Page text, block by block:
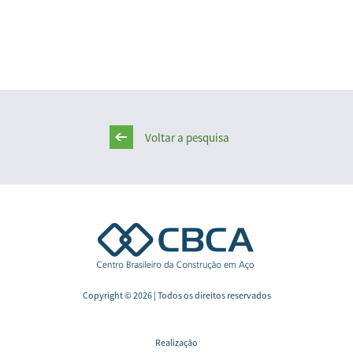
Voltar a pesquisa
Copyright © 2026 | Todos os direitos reservados
Realização